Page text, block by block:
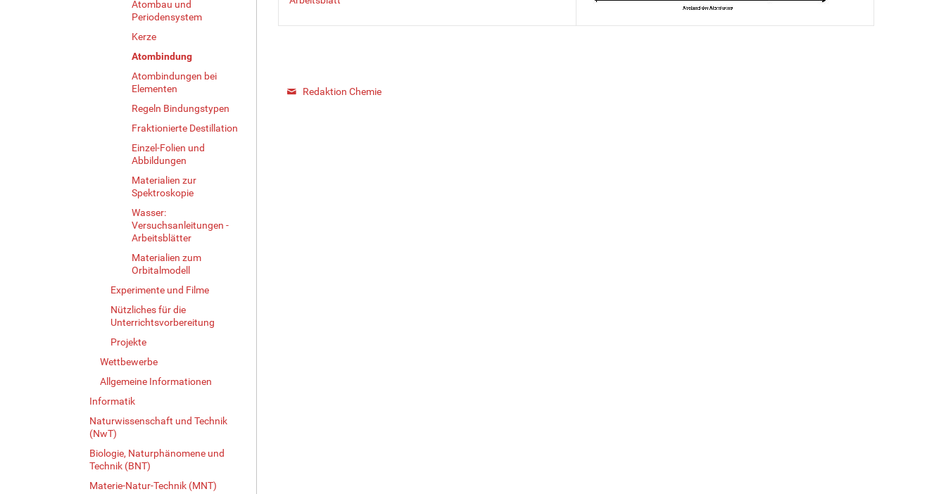
Atombau und
Periodensystem
Kerze
Atombindung
Atombindungen bei
Elementen
Regeln Bindungstypen
Fraktionierte Destillation
Einzel-Folien und
Abbildungen
Materialien zur
Spektroskopie
Wasser:
Versuchsanleitungen -
Arbeitsblätter
Materialien zum
Orbitalmodell
Experimente und Filme
Nützliches für die
Unterrichtsvorbereitung
Projekte
Wettbewerbe
Allgemeine Informationen
Informatik
Naturwissenschaft und Technik
(NwT)
Biologie, Naturphänomene und
Technik (BNT)
Materie-Natur-Technik (MNT)
Redaktion Chemie